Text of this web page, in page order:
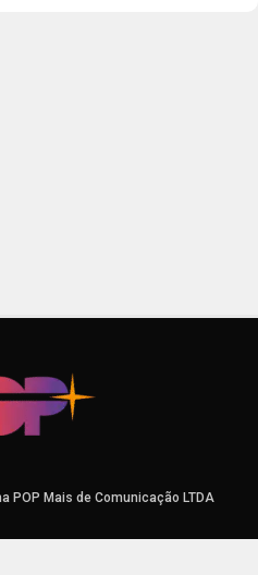
POP Mais de Comunicação LTDA